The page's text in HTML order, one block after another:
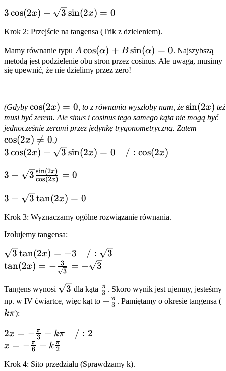
3\cos(2x) +
= 0
3cos(2x) + 3 sin(2x) = 0
Krok 2: Przejście na tangensa (Trik z dzieleniem).
Mamy równanie typu A\cos(\alpha)
+
B\sin(\alpha)
Acos(α) + B sin(α) = 0. Najszybszą
metodą jest podzielenie obu stron przez cosinus. Ale uwaga, musimy
się upewnić, że nie dzielimy przez zero!
(Gdyby \cos(2x)
= 0
cos(2x) = 0 , to z równania wyszłoby nam, że \sin(2x)
sin(2x) też
musi być zerem. Ale sinus i cosinus tego samego kąta nie mogą być
jednocześnie zerami przez jedynkę trygonometryczną. Zatem
cos(2x) 
= 0.)
3\cos(2x) +
= 0 \quad / :
3cos(2x) + 3 sin(2x) = 0 / : cos(2x)
3 +
\sqrt{3}\frac{\sin(2x)}
{\cos(2x)} = 0
3 + 3 cos(2x)
sin(2x) = 0
3 +
= 0
3 + 3 tan(2x) = 0
Krok 3: Wyznaczamy ogólne rozwiązanie równania.
Izolujemy tangensa:
\sqrt{3}\tan(2x)
= -3 \quad / :
3 tan(2x) = −3 / :
3
\tan(2x)
\frac{3}
{\sqrt{3}}
= -
tan(2x) = − 3
3 = − 3
Tangens wynosi \sqrt{3}
3 dla kąta \frac{\pi}
{3}
3
π . Skoro wynik jest ujemny, jesteśmy
np. w IV ćwiartce, więc kąt to -
− 3
π . Pamiętamy o okresie tangensa (
kπ):
2x = -
\frac{\pi}
k\pi
2x = − 3
π + kπ / : 2
x = -
{6} +
x = − 6
π + k 2
π
Krok 4: Sito przedziału (Sprawdzamy k).